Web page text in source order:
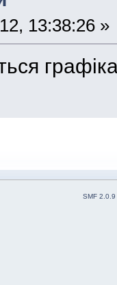
13:38:26 »
SMF 2.0.9